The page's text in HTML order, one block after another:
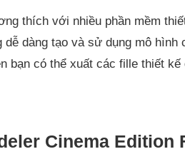
thích với nhiều phần mềm
dễ dàng tạo và sử dụng mô
bạn có thể xuất các fille thiết
Cinema Edition